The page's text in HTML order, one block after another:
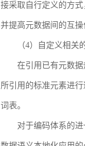
接采取自行定义的方
并提高元数据间的互
（4）自定义相关
在引用已有元数
所引用的标准元素进
词表。
对于编码体系的